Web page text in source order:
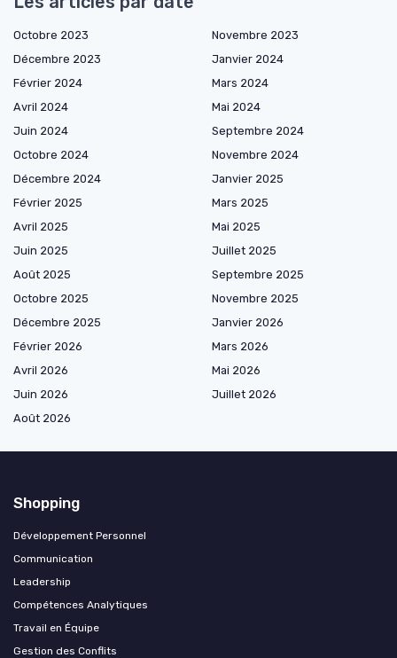
Octobre 2023
Novembre 2023
Décembre 2023
Janvier 2024
Février 2024
Mars 2024
Avril 2024
Mai 2024
Juin 2024
Septembre 2024
Octobre 2024
Novembre 2024
Décembre 2024
Janvier 2025
Février 2025
Mars 2025
Avril 2025
Mai 2025
Juin 2025
Juillet 2025
Août 2025
Septembre 2025
Octobre 2025
Novembre 2025
Décembre 2025
Janvier 2026
Février 2026
Mars 2026
Avril 2026
Mai 2026
Juin 2026
Juillet 2026
Août 2026
Shopping
Développement Personnel
Communication
Leadership
Compétences Analytiques
Travail en Équipe
Gestion des Conflits